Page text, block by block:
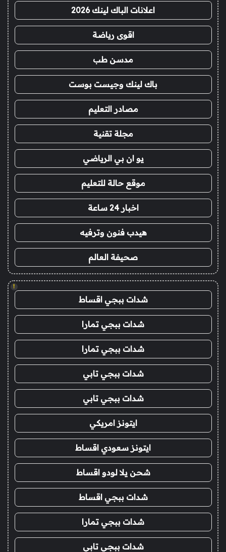
اعلانات الباك لينك 2026
اقوى رياضة
مدسن طب
باك لينك وجيست بوست
مصادر التعليم
مجلة تقنية
يو ان بي الرياضي
موقع حالة للتعليم
اخبار 24 ساعة
هيدب فنون وترفيه
صحيفة العالم
!
شدات ببجي اقساط
شدات ببجي تمارا
شدات ببجي تمارا
شدات ببجي تابي
شدات ببجي تابي
ايتونز امريكي
ايتونز سعودي اقساط
شحن يلا لودو اقساط
شدات ببجي اقساط
شدات ببجي تمارا
شدات ببجي تابي